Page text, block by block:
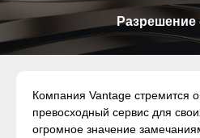
Разрешение
Компания Vantage стремится
превосходный сервис для
огромное значение